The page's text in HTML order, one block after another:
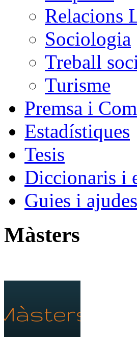
Relacions
Sociologia
Treball
Turisme
Premsa i
Estadístiques
Tesis
Diccionaris i
Guies i ajudes
Màsters